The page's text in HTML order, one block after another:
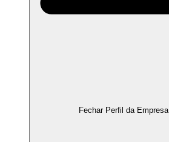
Fechar Perfil da Empresa